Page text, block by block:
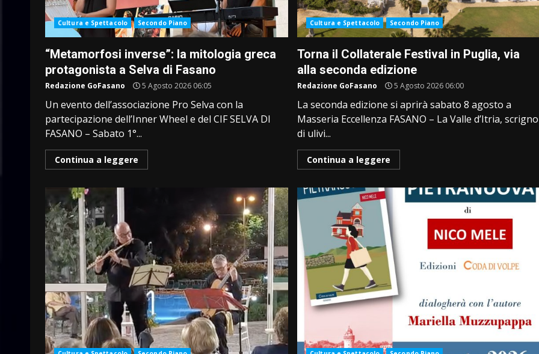
Cultura e Spettacolo Secondo Piano
“Metamorfosi inverse”: la mitologia greca
protagonista a Selva di Fasano
Redazione GoFasano 5 Agosto 2026 06:05
Un evento dell’associazione Pro Selva con la
partecipazione dell’Inner Wheel e del CIF SELVA DI
FASANO – Sabato 1°...
Continua a leggere
Cultura e Spettacolo Secondo Piano
Torna il Collaterale Festival in Puglia, via
alla seconda edizione
Redazione GoFasano 5 Agosto 2026 06:00
La seconda edizione si aprirà sabato 8 agosto a
Masseria Eccellenza FASANO – La Valle d’Itria, scrigno
di ulivi...
Continua a leggere